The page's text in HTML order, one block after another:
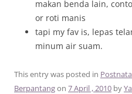
makan benda lain,
or roti manis
tapi my fav is, lepas
minum air suam.
This entry was posted in
Berpantangon 7 April , 2010 by